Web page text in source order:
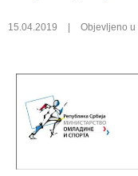
15.04.2019 | Objevljeno u